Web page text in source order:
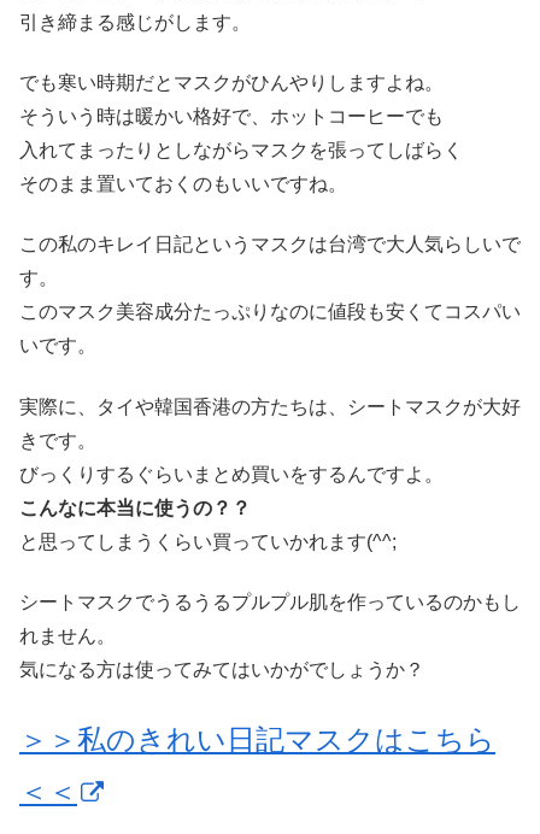
引き締まる感じがします。
でも寒い時期だとマスクがひんやりしますよね。
そういう時は暖かい格好で、ホットコーヒーでも
入れてまったりとしながらマスクを張ってしばらく
そのまま置いておくのもいいですね。
この私のキレイ日記というマスクは台湾で大人気らしいで
す。
このマスク美容成分たっぷりなのに値段も安くてコスパい
いです。
実際に、タイや韓国香港の方たちは、シートマスクが大好
きです。
びっくりするぐらいまとめ買いをするんですよ。
こんなに本当に使うの？？
と思ってしまうくらい買っていかれます(^^;
シートマスクでうるうるプルプル肌を作っているのかもし
れません。
気になる方は使ってみてはいかがでしょうか？
＞＞私のきれい日記マスクはこちら
＜＜